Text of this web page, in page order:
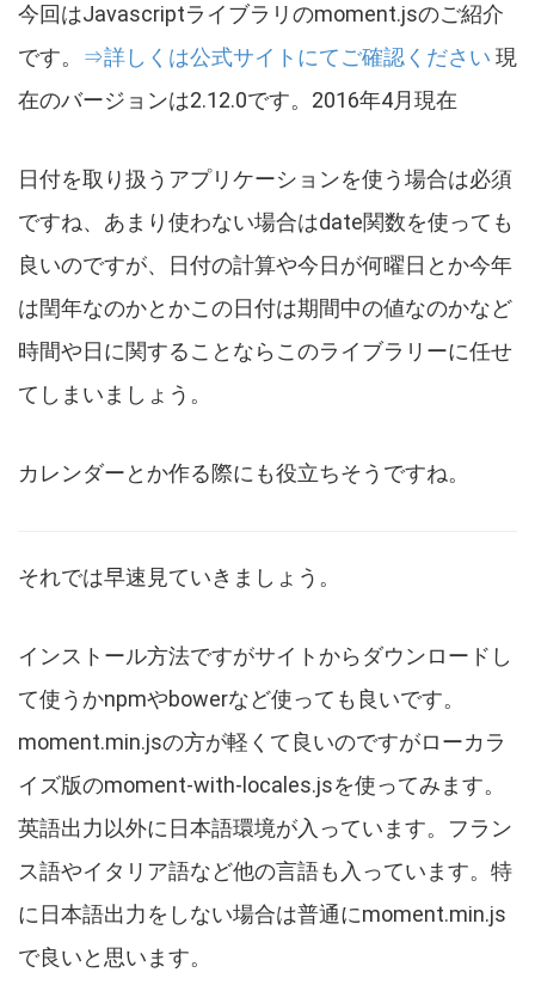
今回はJavascriptライブラリのmoment.jsのご紹介
です。 ⇒詳しくは公式サイトにてご確認ください 現
在のバージョンは2.12.0です。2016年4月現在
日付を取り扱うアプリケーションを使う場合は必須
ですね、あまり使わない場合はdate関数を使っても
良いのですが、日付の計算や今日が何曜日とか今年
は閏年なのかとかこの日付は期間中の値なのかなど
時間や日に関することならこのライブラリーに任せ
てしまいましょう。
カレンダーとか作る際にも役立ちそうですね。
それでは早速見ていきましょう。
インストール方法ですがサイトからダウンロードし
て使うかnpmやbowerなど使っても良いです。
moment.min.jsの方が軽くて良いのですがローカラ
イズ版のmoment-with-locales.jsを使ってみます。
英語出力以外に日本語環境が入っています。フラン
ス語やイタリア語など他の言語も入っています。特
に日本語出力をしない場合は普通にmoment.min.js
で良いと思います。